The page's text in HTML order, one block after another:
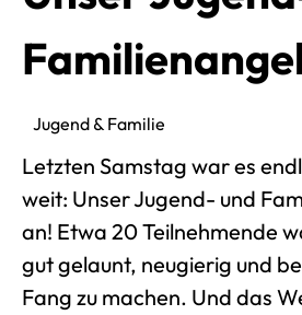
Jugend & Familie
Letzten Samstag war es
weit: Unser Jugend- und
an! Etwa 20 Teilnehmende
gut gelaunt, neugierig und
Fang zu machen. Und das